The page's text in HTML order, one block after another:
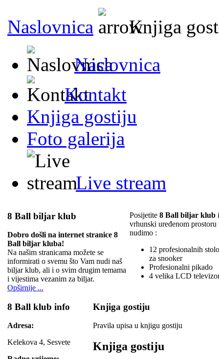
Naslovnica
Knjiga
Naslovnica
Kontakt
Knjiga gostiju
Foto galerija
Live stream
8 Ball biljar klub
Dobro došli na internet stranice 8
Ball biljar kluba!
Na našim stranicama možete se
informirati o svemu što Vam nudi naš
biljar klub, ali i o svim drugim temama
i vijestima vezanim za biljar.
Opširnije ...
Posijetite 8 Ball biljar klub
vrhunski uređenom
nudimo :
12 profesionalnih
za snooker
Profesionalni pikado
4 velika LCD
8 Ball klub info
Adresa:
Kelekova 4, Sesvete
Knjiga gostiju
Pravila upisa u knjigu gostiju
Knjiga gostiju